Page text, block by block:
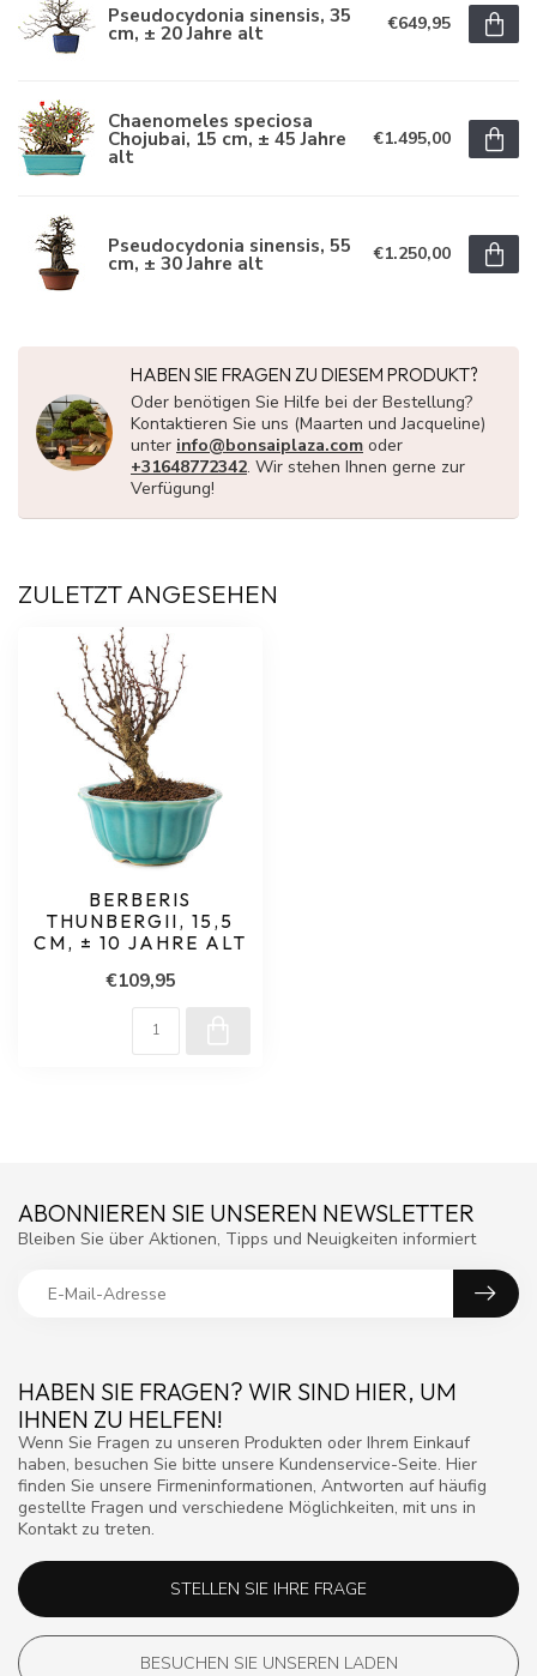
Pseudocydonia sinensis, 35
cm, ± 20 Jahre alt €649,95
Chaenomeles speciosa
Chojubai, 15 cm, ± 45 Jahre
alt
€1.495,00
Pseudocydonia sinensis, 55
cm, ± 30 Jahre alt €1.250,00
HABEN SIE FRAGEN ZU DIESEM PRODUKT?
Oder benötigen Sie Hilfe bei der Bestellung?
Kontaktieren Sie uns (Maarten und Jacqueline)
unter info@bonsaiplaza.com oder
+31648772342. Wir stehen Ihnen gerne zur
Verfügung!
ZULETZT ANGESEHEN
BERBERIS
THUNBERGII, 15,5
CM, ± 10 JAHRE ALT
€109,95
HABEN SIE FRAGEN? WIR SIND HIER, UM
IHNEN ZU HELFEN!
Wenn Sie Fragen zu unseren Produkten oder Ihrem Einkauf
haben, besuchen Sie bitte unsere Kundenservice-Seite. Hier
finden Sie unsere Firmeninformationen, Antworten auf häufig
gestellte Fragen und verschiedene Möglichkeiten, mit uns in
Kontakt zu treten.
STELLEN SIE IHRE FRAGE
BESUCHEN SIE UNSEREN LADEN
ABONNIEREN SIE UNSEREN NEWSLETTER
Bleiben Sie über Aktionen, Tipps und Neuigkeiten informiert